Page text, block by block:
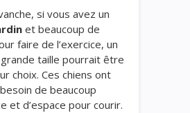
si vous avez un
et beaucoup de
faire de l’exercice, un
taille pourrait être
choix. Ces chiens ont
de beaucoup
et d’espace pour courir.